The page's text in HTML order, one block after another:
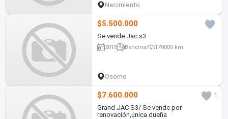
Nacimiento
$5.500.000
Se vende Jac s3
2018 Bencina 170000 km
Osorno
$7.600.000
1
Grand JAC S3/ Se vende por
renovación,única dueña